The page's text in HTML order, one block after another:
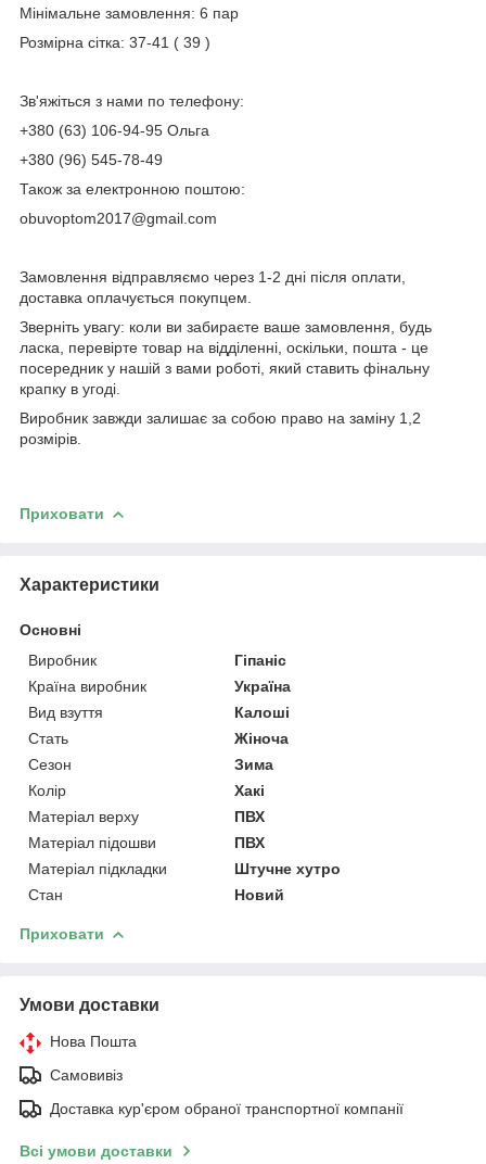
Мінімальне замовлення: 6 пар
Розмірна сітка: 37-41 ( 39 )
Зв'яжіться з нами по телефону:
+380 (63) 106-94-95 Ольга
+380 (96) 545-78-49
Також за електронною поштою:
obuvoptom2017@gmail.com
Замовлення відправляємо через 1-2 дні після оплати,
доставка оплачується покупцем.
Зверніть увагу: коли ви забираєте ваше замовлення, будь
ласка, перевірте товар на відділенні, оскільки, пошта - це
посередник у нашій з вами роботі, який ставить фінальну
крапку в угоді.
Виробник завжди залишає за собою право на заміну 1,2
розмірів.
Приховати
Характеристики
Основні
Виробник
Гіпаніс
Країна виробник
Україна
Вид взуття
Калоші
Стать
Жіноча
Сезон
Зима
Колір
Хакі
Матеріал верху
ПВХ
Матеріал підошви
ПВХ
Матеріал підкладки
Штучне хутро
Стан
Новий
Приховати
Умови доставки
Нова Пошта
Самовивіз
Доставка кур'єром обраної транспортної компанії
Всі умови доставки